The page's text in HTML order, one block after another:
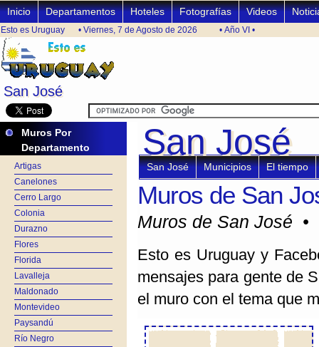
San José
San José
Inicio Departamentos Hoteles Fotografías Videos
Esto es Uruguay • Viernes, 7 de Agosto de 2026 • Año VI •
Muros Por
Departamento
Artigas
Canelones
Cerro Largo
Colonia
Durazno
Flores
Florida
Lavalleja
Maldonado
Montevideo
Paysandú
Río Negro
San José
San José
San José Municipios El tiempo
Muros de San
Muros de San José •
Esto es Uruguay y
mensajes para gente de
el muro con el tema que